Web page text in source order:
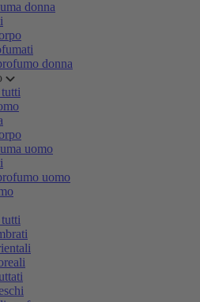
donna
donna
uomo
uomo